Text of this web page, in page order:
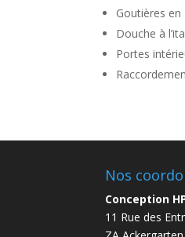
Goutières en
Douche à
Portes
Nos
Conception
11 Rue des